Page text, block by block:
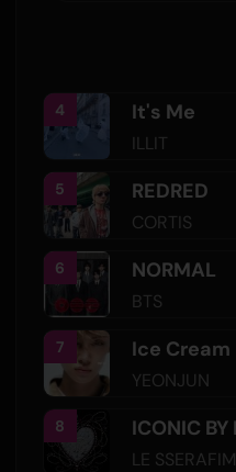
4 It's Me
ILLIT
5 REDRED
CORTIS
6 NORMAL
BTS
7 Ice Cream
YEONJUN
8
LE SSERAFIM